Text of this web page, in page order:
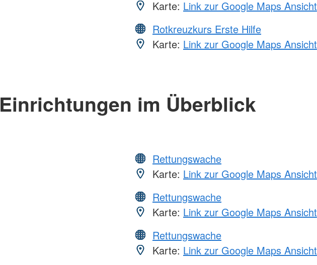
Karte: Link zur Google Maps Ansicht
Rotkreuzkurs Erste Hilfe
Karte: Link zur Google Maps Ansicht
Einrichtungen im Überblick
Rettungswache
Karte: Link zur Google Maps Ansicht
Rettungswache
Karte: Link zur Google Maps Ansicht
Rettungswache
Karte: Link zur Google Maps Ansicht